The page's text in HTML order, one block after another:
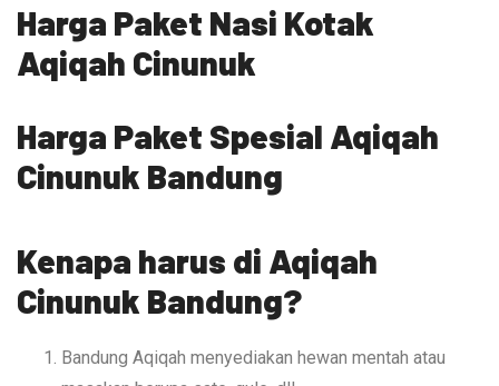
Harga Paket Nasi Kotak
Aqiqah Cinunuk
Harga Paket Spesial Aqiqah
Cinunuk Bandung
Kenapa harus di Aqiqah
Cinunuk Bandung?
Bandung Aqiqah menyediakan hewan mentah atau